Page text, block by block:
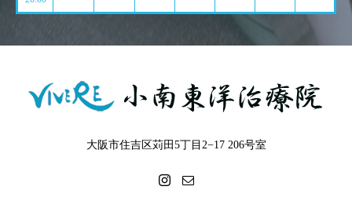
大阪市住吉区苅田5丁目2−17 206号室